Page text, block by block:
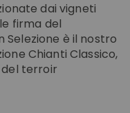
dai vigneti
firma del
Selezione è il nostro
Chianti Classico,
terroir